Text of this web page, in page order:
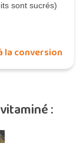
sont sucrés)
la conversion
: